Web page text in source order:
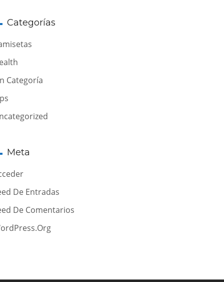
Categorías
Categoría
Meta
De Entradas
De Comentarios